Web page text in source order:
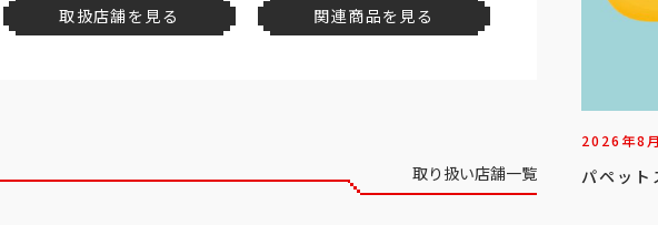
取扱店舗を見る 関連商品を見る
取り扱い店舗一覧
2026年8
パペッ